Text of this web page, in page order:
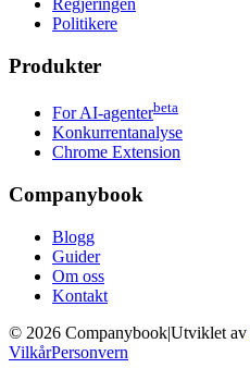
Regjeringen
Politikere
Produkter
For AI-agenterbeta
Konkurrentanalyse
Chrome Extension
Companybook
Blogg
Guider
Om oss
Kontakt
© 2026 Companybook|Utviklet av
VilkårPersonvern